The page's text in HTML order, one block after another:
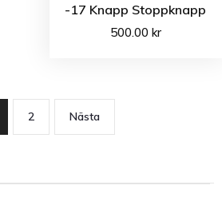
-17 Knapp Stoppknapp
500.00 kr
2 Nästa